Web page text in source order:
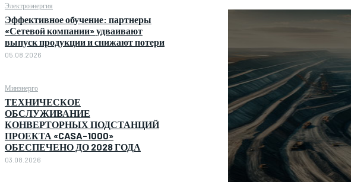
Электроэнергия
Эффективное обучение: партнеры
«Сетевой компании» удваивают
выпуск продукции и снижают потери
05.08.2026
Минэнерго
ТЕХНИЧЕСКОЕ
ОБСЛУЖИВАНИЕ
КОНВЕРТОРНЫХ ПОДСТАНЦИЙ
ПРОЕКТА «CASA-1000»
ОБЕСПЕЧЕНО ДО 2028 ГОДА
03.08.2026